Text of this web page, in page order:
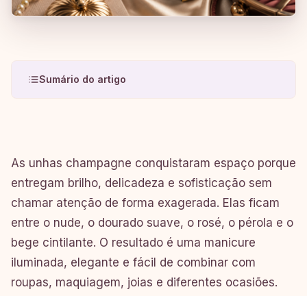
Sumário do artigo
As unhas champagne conquistaram espaço porque
entregam brilho, delicadeza e sofisticação sem
chamar atenção de forma exagerada. Elas ficam
entre o nude, o dourado suave, o rosé, o pérola e o
bege cintilante. O resultado é uma manicure
iluminada, elegante e fácil de combinar com
roupas, maquiagem, joias e diferentes ocasiões.